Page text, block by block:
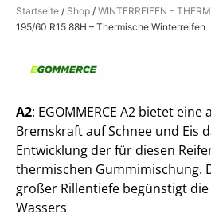
Startseite / Shop / WINTERREIFEN -
195/60 R15 88H – Thermische Winterreifen
A2: EGOMMERCE A2 bietet
Bremskraft auf Schnee und Eis
Entwicklung der für diesen
thermischen Gummimischung.
großer Rillentiefe begünstigt
Wassers